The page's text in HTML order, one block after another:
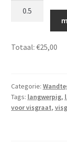
Totaal: €25,00
Categorie:
Tags: langwerpig,
voor visgraat,